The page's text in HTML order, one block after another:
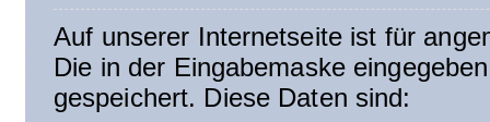
Auf unserer Internetseite ist für
Die in der Eingabemaske
gespeichert. Diese Daten sind: